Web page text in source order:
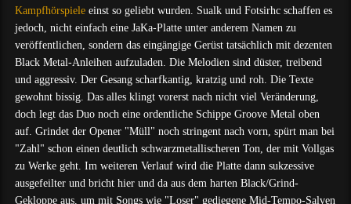
Kampfhörspiele einst so geliebt wurden. Sualk und Fotsirhc schaffen es
jedoch, nicht einfach eine JaKa-Platte unter anderem Namen zu
veröffentlichen, sondern das eingängige Gerüst tatsächlich mit dezenten
Black Metal-Anleihen aufzuladen. Die Melodien sind düster, treibend
und aggressiv. Der Gesang scharfkantig, kratzig und roh. Die Texte
gewohnt bissig. Das alles klingt vorerst nach nicht viel Veränderung,
doch legt das Duo noch eine ordentliche Schippe Groove Metal oben
auf. Grindet der Opener "Müll" noch stringent nach vorn, spürt man bei
"Zahl" schon einen deutlich schwarzmetallischeren Ton, der mit Vollgas
zu Werke geht. Im weiteren Verlauf wird die Platte dann sukzessive
ausgefeilter und bricht hier und da aus dem harten Black/Grind-
Gekloppe aus, um mit Songs wie "Loser" gediegene Mid-Tempo-Salven